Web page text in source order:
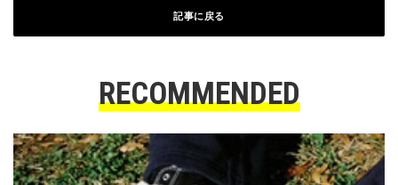
記事に戻る
RECOMMENDED